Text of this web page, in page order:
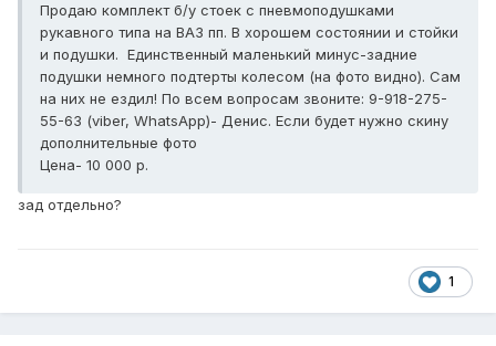
Продаю комплект б/у стоек с пневмоподушками
рукавного типа на ВАЗ пп. В хорошем состоянии и стойки
и подушки. Единственный маленький минус-задние
подушки немного подтерты колесом (на фото видно). Сам
на них не ездил! По всем вопросам звоните: 9-918-275-
55-63 (viber, WhatsApp)- Денис. Если будет нужно скину
дополнительные фото
Цена- 10 000 р.
зад отдельно?
1